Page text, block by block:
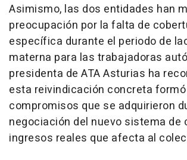
Asimismo, las dos entidades han
preocupación por la falta de
específica durante el periodo de
materna para las trabajadoras
presidenta de ATA Asturias ha
esta reivindicación concreta
compromisos que se adquirieron
negociación del nuevo sistema de
ingresos reales que afecta al